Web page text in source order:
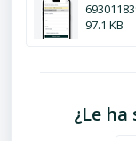
97.1 KB
¿Le